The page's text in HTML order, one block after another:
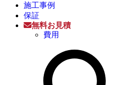
施工事例
保証
無料お見積
費用